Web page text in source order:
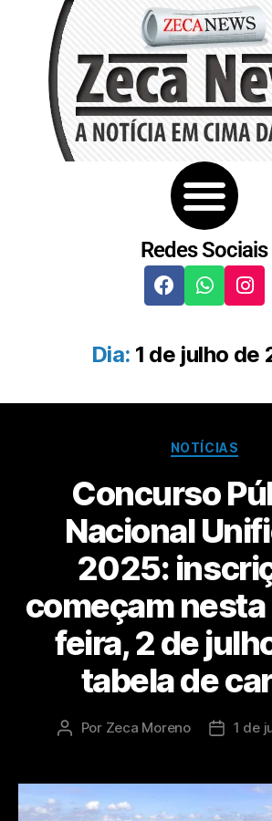
Redes Sociais
Dia: 1 de julho de
NOTÍCIAS
Concurso
Nacional
2025:
começam
feira, 2 de
tabela de
Por Zeca Moreno 1 de